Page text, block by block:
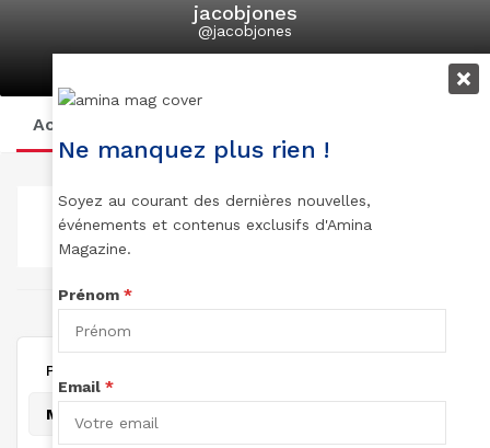
jacobjones
@jacobjones
Activity
TOTAL DES
LECTURES:
0
TOTAL DES
ARTICLES:
TOTAL POINTS:
Personal
Mentions
Ne manquez plus rien !
Soyez au courant des dernières nouvelles,
événements et contenus exclusifs d'Amina
Magazine.
Prénom *
Email *